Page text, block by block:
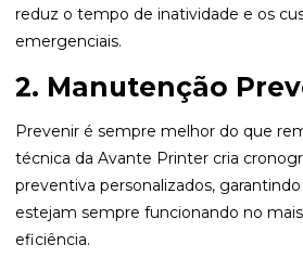
reduz o tempo de inatividade e os
emergenciais.
2. Manutenção
Prevenir é sempre melhor do que
técnica da Avante Printer cria
preventiva personalizados,
estejam sempre funcionando no
eficiência.